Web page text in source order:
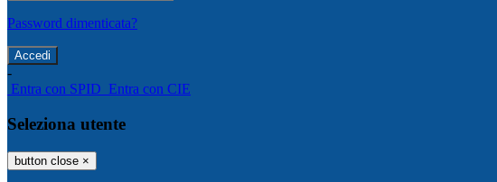
Password dimenticata?
-
Entra con SPID Entra con CIE
Seleziona utente
button close ×